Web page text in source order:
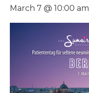
March 7 @ 10:00 am